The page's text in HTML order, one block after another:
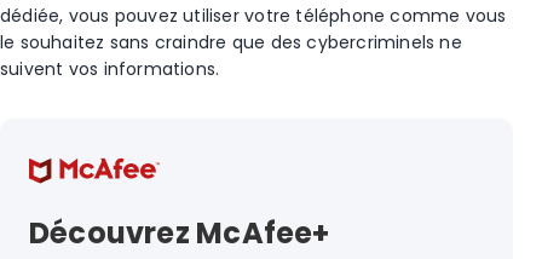
dédiée, vous pouvez utiliser votre téléphone comme vous
le souhaitez sans craindre que des cybercriminels ne
suivent vos informations.
Découvrez McAfee+